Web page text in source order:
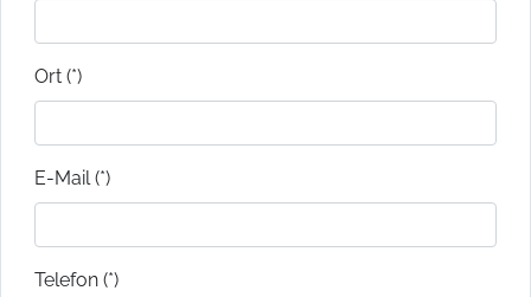
Ort (*)
E-Mail (*)
Telefon (*)